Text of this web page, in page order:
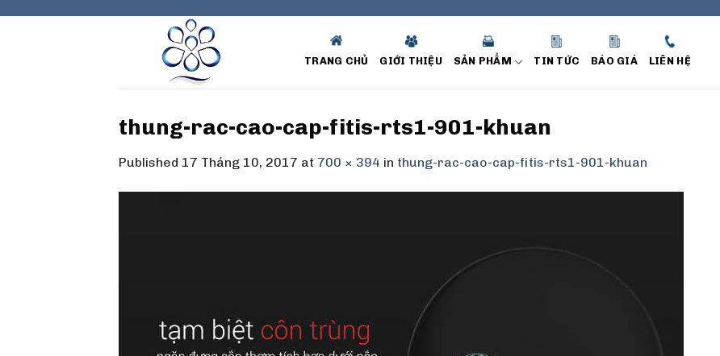
TRANG CHỦ GIỚI THIỆU SẢN PHẨM TIN TỨC BÁO GIÁ LIÊN HỆ
thung-rac-cao-cap-fitis-rts1-901-khuan
Published 17 Tháng 10, 2017 at 700 × 394 in thung-rac-cao-cap-fitis-rts1-901-khuan